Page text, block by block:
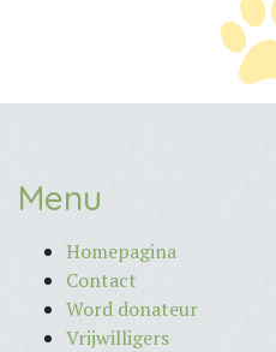
Menu
Homepagina
Contact
Word donateur
Vrijwilligers